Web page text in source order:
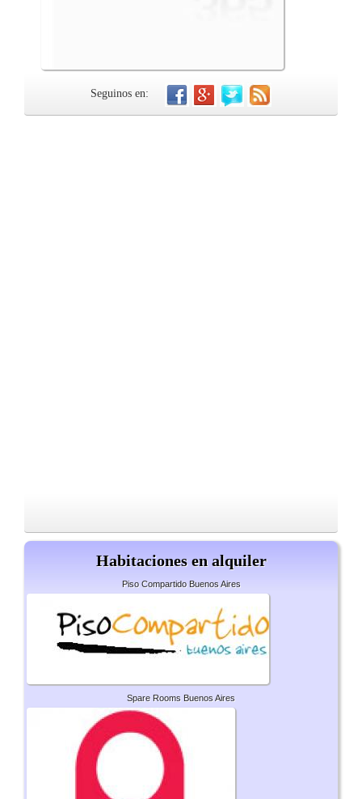
Seguinos en:
Habitaciones en alquiler
Piso Compartido Buenos Aires
Spare Rooms Buenos Aires